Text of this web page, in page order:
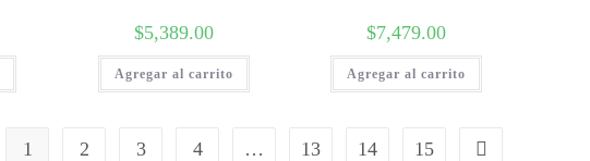
$5,389.00
Agregar al carrito
$7,479.00
Agregar al carrito
1 2 3 4 … 13 14 15